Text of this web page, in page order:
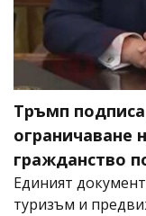
Тръмп
ограничаване
гражданство
Единият
туризъм и